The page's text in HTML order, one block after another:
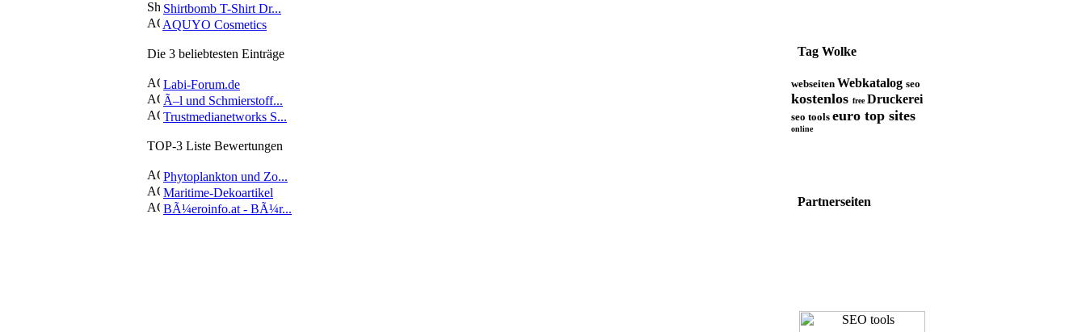
Shirtbomb T-Shirt Dr...
AQUYO Cosmetics
Die 3 beliebtesten Einträge
Labi-Forum.de
Ã–l und Schmierstoff...
Trustmedianetworks S...
TOP-3 Liste Bewertungen
Phytoplankton und Zo...
Maritime-Dekoartikel
BÃ¼eroinfo.at - BÃ¼r...
Tag Wolke
webseiten Webkatalog seo
kostenlos freeDruckerei
seo tools euro top sites
online
Partnerseiten